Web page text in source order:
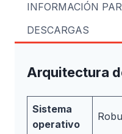
INFORMACIÓN
DESCARGAS
Arquitectura
Sistema
operativo